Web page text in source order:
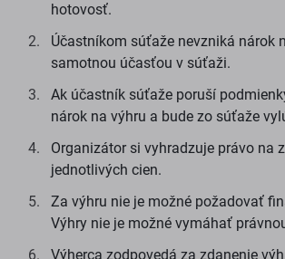
hotovosť.
Účastníkom súťaže nevzniká nárok
samotnou účasťou v súťaži.
Ak účastník súťaže poruší
nárok na výhru a bude zo súťaže
Organizátor si vyhradzuje právo na
jednotlivých cien.
Za výhru nie je možné požadovať
Výhry nie je možné vymáhať
Výherca zodpovedá za zdanenie